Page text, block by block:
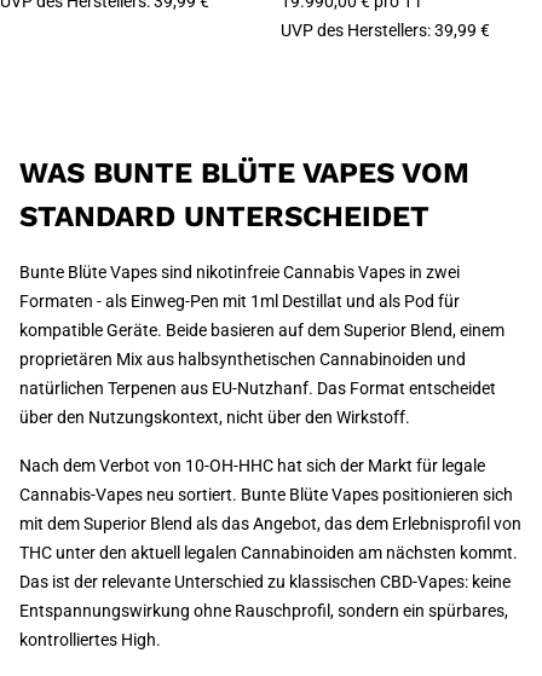
UVP des Herstellers:39,99 €
WAS BUNTE BLÜTE VAPES VOM
STANDARD UNTERSCHEIDET
Bunte Blüte Vapes sind nikotinfreie Cannabis Vapes in zwei
Formaten - als Einweg-Pen mit 1ml Destillat und als Pod für
kompatible Geräte. Beide basieren auf dem Superior Blend, einem
proprietären Mix aus halbsynthetischen Cannabinoiden und
natürlichen Terpenen aus EU-Nutzhanf. Das Format entscheidet
über den Nutzungskontext, nicht über den Wirkstoff.
Nach dem Verbot von 10-OH-HHC hat sich der Markt für legale
Cannabis-Vapes neu sortiert. Bunte Blüte Vapes positionieren sich
mit dem Superior Blend als das Angebot, das dem Erlebnisprofil von
THC unter den aktuell legalen Cannabinoiden am nächsten kommt.
Das ist der relevante Unterschied zu klassischen CBD-Vapes: keine
Entspannungswirkung ohne Rauschprofil, sondern ein spürbares,
kontrolliertes High.